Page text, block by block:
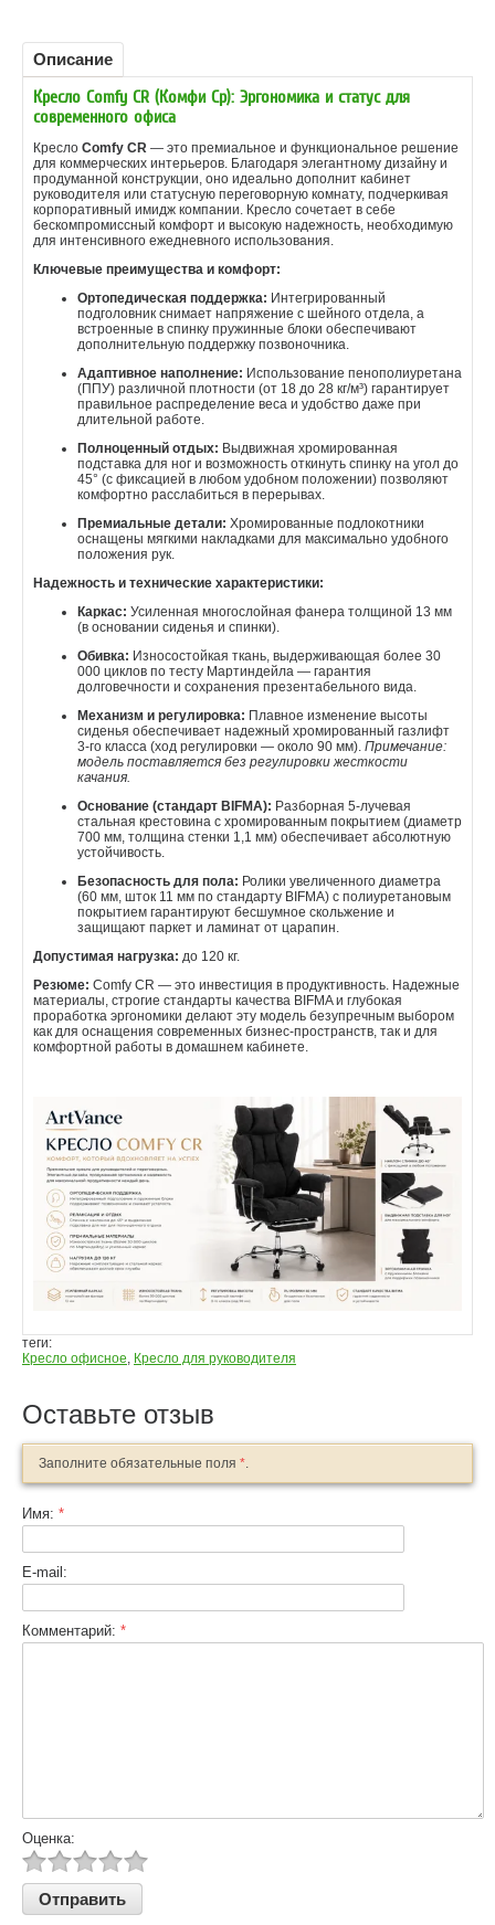
Описание
Кресло Comfy CR (Комфи Ср): Эргономика и статус для
современного офиса
Кресло Comfy CR — это премиальное и функциональное решение
для коммерческих интерьеров. Благодаря элегантному дизайну и
продуманной конструкции, оно идеально дополнит кабинет
руководителя или статусную переговорную комнату, подчеркивая
корпоративный имидж компании. Кресло сочетает в себе
бескомпромиссный комфорт и высокую надежность, необходимую
для интенсивного ежедневного использования.
Ключевые преимущества и комфорт:
Ортопедическая поддержка: Интегрированный
подголовник снимает напряжение с шейного отдела, а
встроенные в спинку пружинные блоки обеспечивают
дополнительную поддержку позвоночника.
Адаптивное наполнение: Использование пенополиуретана
(ППУ) различной плотности (от 18 до 28 кг/м³) гарантирует
правильное распределение веса и удобство даже при
длительной работе.
Полноценный отдых: Выдвижная хромированная
подставка для ног и возможность откинуть спинку на угол до
45° (с фиксацией в любом удобном положении) позволяют
комфортно расслабиться в перерывах.
Премиальные детали: Хромированные подлокотники
оснащены мягкими накладками для максимально удобного
положения рук.
Надежность и технические характеристики:
Каркас: Усиленная многослойная фанера толщиной 13 мм
(в основании сиденья и спинки).
Обивка: Износостойкая ткань, выдерживающая более 30
000 циклов по тесту Мартиндейла — гарантия
долговечности и сохранения презентабельного вида.
Механизм и регулировка: Плавное изменение высоты
сиденья обеспечивает надежный хромированный газлифт
3-го класса (ход регулировки — около 90 мм). Примечание:
модель поставляется без регулировки жесткости
качания.
Основание (стандарт BIFMA): Разборная 5-лучевая
стальная крестовина с хромированным покрытием (диаметр
700 мм, толщина стенки 1,1 мм) обеспечивает абсолютную
устойчивость.
Безопасность для пола: Ролики увеличенного диаметра
(60 мм, шток 11 мм по стандарту BIFMA) с полиуретановым
покрытием гарантируют бесшумное скольжение и
защищают паркет и ламинат от царапин.
Допустимая нагрузка: до 120 кг.
Резюме: Comfy CR — это инвестиция в продуктивность. Надежные
материалы, строгие стандарты качества BIFMA и глубокая
проработка эргономики делают эту модель безупречным выбором
как для оснащения современных бизнес-пространств, так и для
комфортной работы в домашнем кабинете.
теги:
Кресло офисное, Кресло для руководителя
Оставьте отзыв
Заполните обязательные поля *.
Имя: *
E-mail:
Комментарий: *
Оценка: